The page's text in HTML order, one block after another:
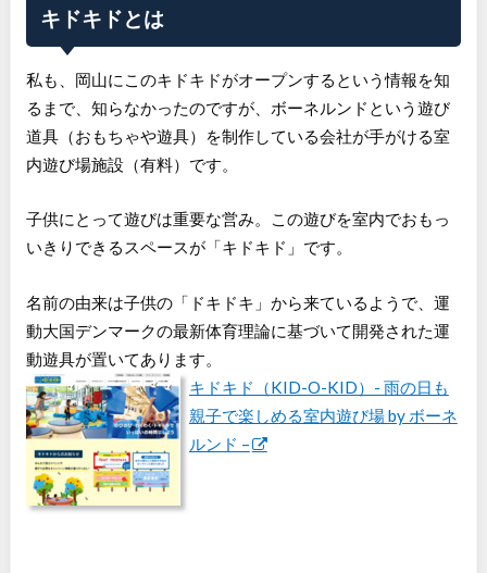
キドキドとは
私も、岡山にこのキドキドがオープンするという情報を知
るまで、知らなかったのですが、ボーネルンドという遊び
道具（おもちゃや遊具）を制作している会社が手がける室
内遊び場施設（有料）です。
子供にとって遊びは重要な営み。この遊びを室内でおもっ
いきりできるスペースが「キドキド」です。
名前の由来は子供の「ドキドキ」から来ているようで、運
動大国デンマークの最新体育理論に基づいて開発された運
動遊具が置いてあります。
キドキド（KID-O-KID）- 雨の日も
親子で楽しめる室内遊び場 by ボーネ
ルンド –